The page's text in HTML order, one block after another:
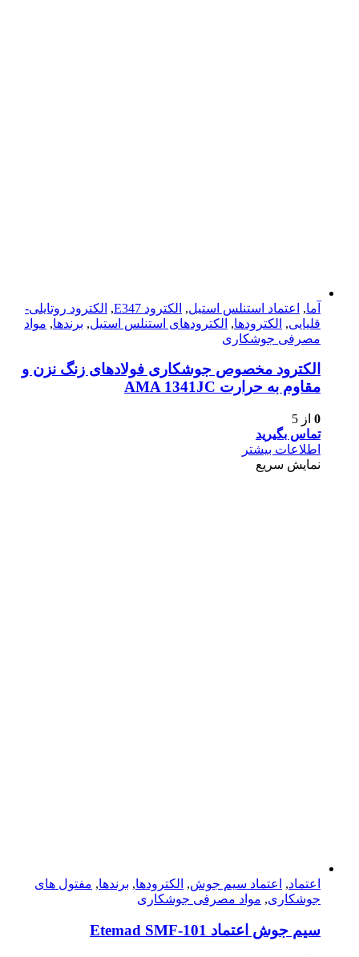
آما, اعتماد استنلس استیل, الکترود E347 , الکترود روتایلی-
قلیایی, الکترودها, الکترودهای استنلس استیل, برندها, مواد
مصرفی جوشکاری
الکترود مخصوص جوشکاری فولادهای زنگ نزن و
مقاوم به حرارت AMA 1341JC
0 از 5
تماس بگیرید
اطلاعات بیشتر
نمایش سریع
اعتماد, اعتماد سیم جوش, الکترودها, برندها, مفتول های
جوشکاری, مواد مصرفی جوشکاری
سیم جوش اعتماد Etemad SMF-101